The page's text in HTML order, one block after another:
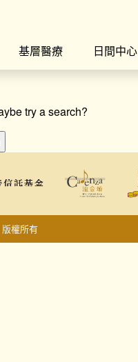
基層醫療 日間中心
try a search?
權所有